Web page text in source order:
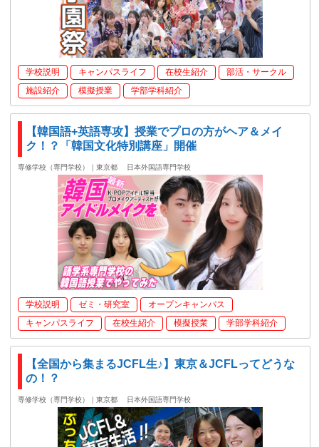
学校説明 キャンパスライフ 在校生紹介
部活・サークル
施設紹介
模擬授業 学部学科紹介
【韓国語+英語専攻】授業でプロの方がヘア＆メイ
ク！？「韓国文化特別講座」開催
専修学校（専門学校）｜東京都 日本外国語専門学校
学校説明 ゼミ・研究室
オープンキャンパス
キャンパスライフ
在校生紹介 模擬授業 学部学科紹介
【全国から集まるJCFL生♪】東京＆JCFLってどうな
の！？
専修学校（専門学校）｜東京都 日本外国語専門学校